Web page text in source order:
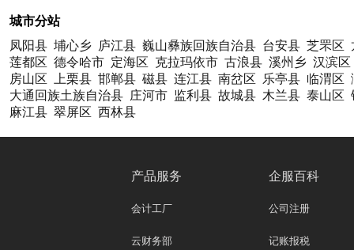
城市分站
凤阳县 埔心乡 庐江县 巍山彝族回族自治县 台安县 芝罘区
莲都区 德令哈市 定海区 克拉玛依市 古浪县 溪州乡 汉滨区
房山区
上栗县 邯郸县 磁县 连江县 南岔区 乐亭县 临渭区
大通回族土族自治县 庄河市 监利县 故城县 木兰县 泰山区
麻江县 翠屏区 西林县
产品服务
会计工厂
云财务部
企服百科
公司注册
记账报税